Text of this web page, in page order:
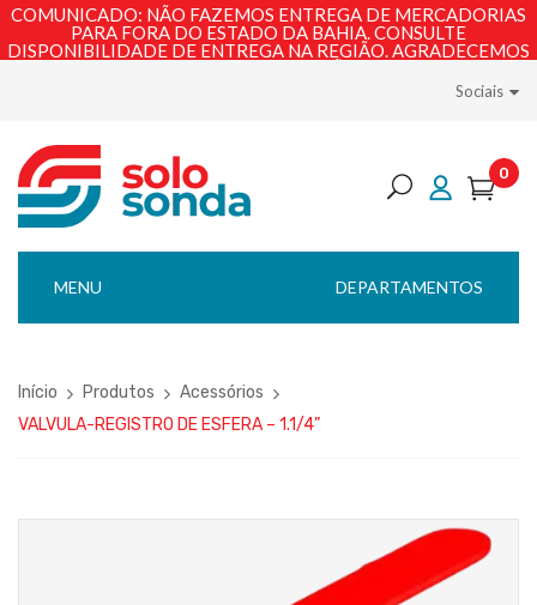
COMUNICADO: NÃO FAZEMOS ENTREGA DE MERCADORIAS
PARA FORA DO ESTADO DA BAHIA. CONSULTE
DISPONIBILIDADE DE ENTREGA NA REGIÃO. AGRADECEMOS
Sociais
0
DEPARTAMENTOS
MENU
Início Produtos
Acessórios
VALVULA-REGISTRO DE ESFERA – 1.1/4”